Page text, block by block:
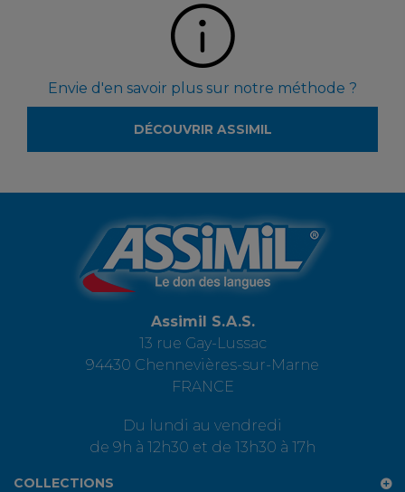
Envie d'en savoir plus sur notre méthode ?
DÉCOUVRIR ASSIMIL
Assimil S.A.S.
13 rue Gay-Lussac
94430 Chennevières-sur-Marne
FRANCE
Du lundi au vendredi
de 9h à 12h30 et de 13h30 à 17h
COLLECTIONS